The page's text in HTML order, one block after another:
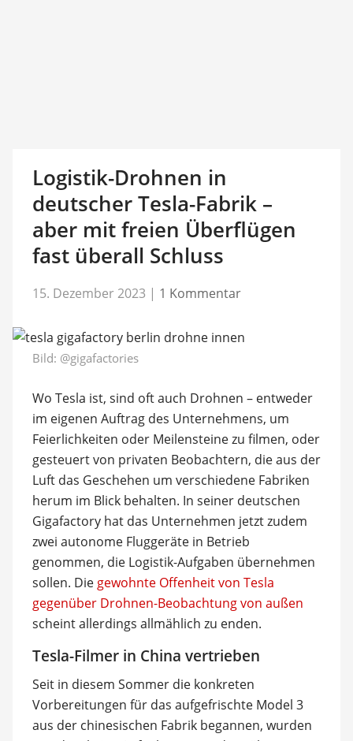
Logistik-Drohnen in
deutscher Tesla-Fabrik –
aber mit freien Überflügen
fast überall Schluss
15. Dezember 2023 | 1 Kommentar
Bild: @gigafactories
Wo Tesla ist, sind oft auch Drohnen – entweder
im eigenen Auftrag des Unternehmens, um
Feierlichkeiten oder Meilensteine zu filmen, oder
gesteuert von privaten Beobachtern, die aus der
Luft das Geschehen um verschiedene Fabriken
herum im Blick behalten. In seiner deutschen
Gigafactory hat das Unternehmen jetzt zudem
zwei autonome Fluggeräte in Betrieb
genommen, die Logistik-Aufgaben übernehmen
sollen. Die gewohnte Offenheit von Tesla
gegenüber Drohnen-Beobachtung von außen
scheint allerdings allmählich zu enden.
Tesla-Filmer in China vertrieben
Seit in diesem Sommer die konkreten
Vorbereitungen für das aufgefrischte Model 3
aus der chinesischen Fabrik begannen, wurden